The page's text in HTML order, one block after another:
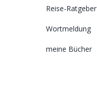
Reise-Ratgeber
Wortmeldung
meine Bücher